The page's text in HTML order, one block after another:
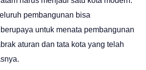
pembangunan bisa
untuk menata pembangunan
aturan dan tata kota yang telah